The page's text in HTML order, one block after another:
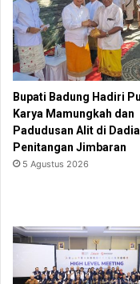
Bupati Badung Hadiri
Karya Mamungkah dan
Padudusan Alit di Dadia
Penitangan Jimbaran
5 Agustus 2026